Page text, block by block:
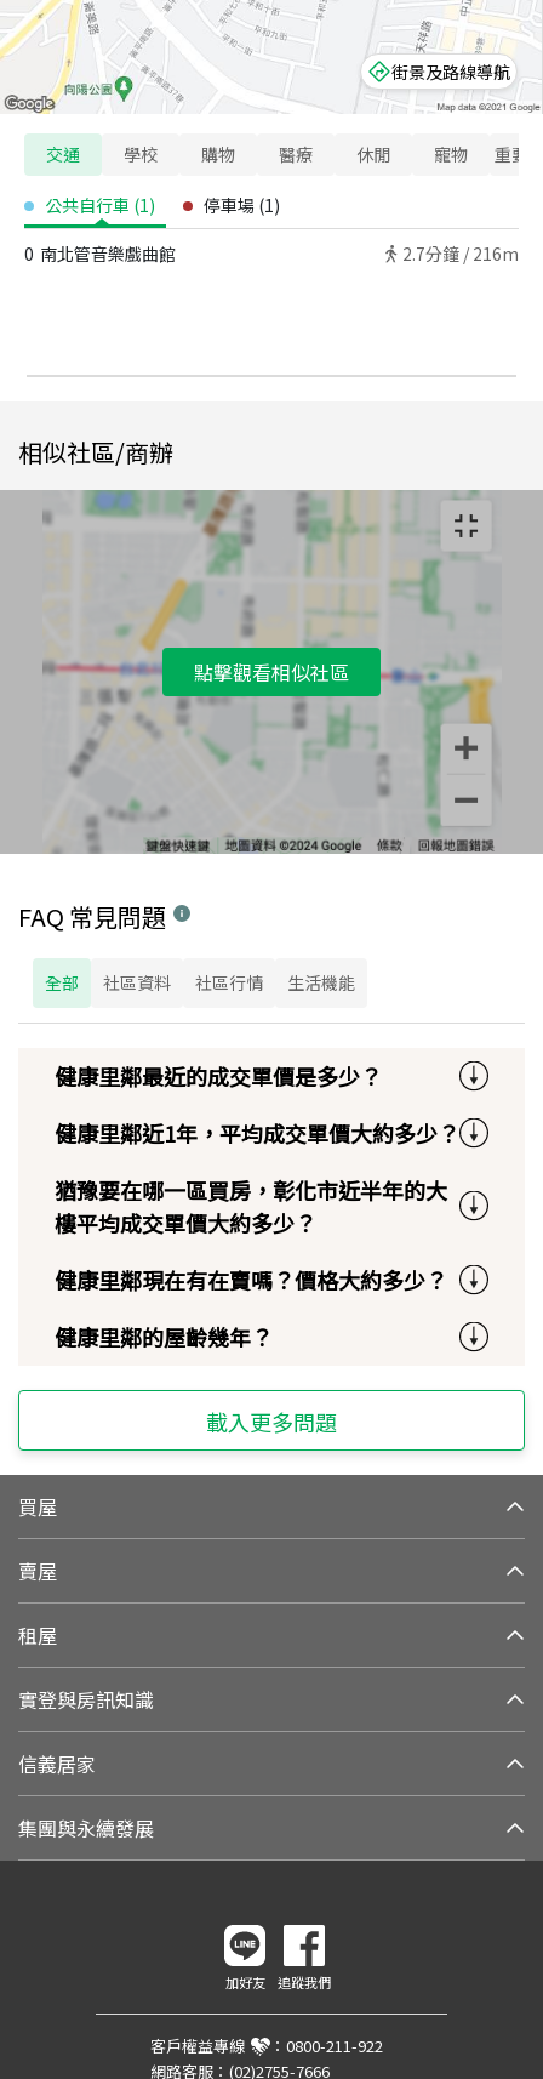
街景及路線導航
交通 學校 購物 醫療 休閒 寵物 重要
公共自行車 (1) 停車場 (1)
0 南北管音樂戲曲館 2.7分鐘 / 216m
相似社區/商辦
點擊觀看相似社區
FAQ 常見問題
全部 社區資料 社區行情 生活機能
健康里鄰最近的成交單價是多少？
健康里鄰近1年，平均成交單價大約多少？
猶豫要在哪一區買房，彰化市近半年的大
樓平均成交單價大約多少？
健康里鄰現在有在賣嗎？價格大約多少？
健康里鄰的屋齡幾年？
載入更多問題
買屋
賣屋
租屋
實登與房訊知識
信義居家
集團與永續發展
加好友 追蹤我們
客戶權益專線 ： 0800-211-922
網路客服： (02)2755-7666